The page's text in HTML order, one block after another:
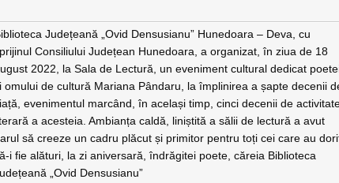
Județeană „Ovid Densusianu” Hunedoara – Deva, cu
Consiliului Județean Hunedoara, a organizat, în ziua de 18
2022, la Sala de Lectură, un eveniment cultural dedicat
omului de cultură Mariana Pândaru, la împlinirea a șapte decenii
evenimentul marcând, în același timp, cinci decenii de
a acesteia. Ambianța caldă, liniștită a sălii de lectură a avut
să creeze un cadru plăcut și primitor pentru toți cei care au
i fie alături, la zi aniversară, îndrăgitei poete, căreia Biblioteca
„Ovid Densusianu”